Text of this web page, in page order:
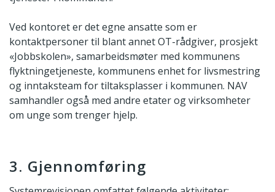
Ved kontoret er det egne ansatte som er
kontaktpersoner til blant annet OT-rådgiver, prosjekt
«Jobbskolen», samarbeidsmøter med kommunens
flyktningetjeneste, kommunens enhet for livsmestring
og inntaksteam for tiltaksplasser i kommunen. NAV
samhandler også med andre etater og virksomheter
om unge som trenger hjelp.
3. Gjennomføring